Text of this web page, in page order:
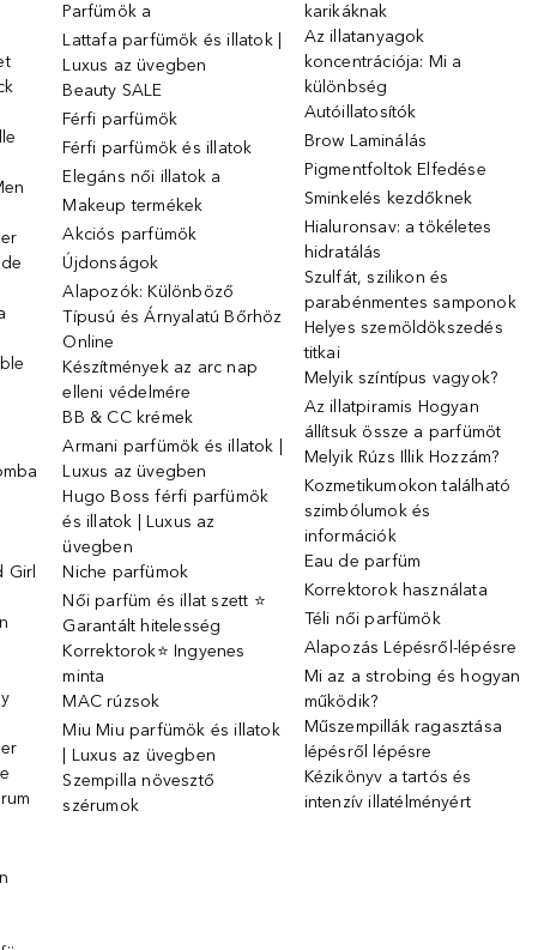
Girl
Parfümök ️a
Lattafa parfümök és illatok |
Luxus az üvegben
Beauty SALE
Férfi parfümök
Férfi parfümök és illatok
Elegáns női illatok ️a
Makeup termékek
Akciós parfümök
Újdonságok
Alapozók: Különböző
Típusú és Árnyalatú Bőrhöz
Online
Készítmények az arc nap
elleni védelmére
BB & CC krémek
Armani parfümök és illatok |
Luxus az üvegben
Hugo Boss férfi parfümök
és illatok | Luxus az
üvegben
Niche parfümok
Női parfüm és illat szett ⭐
Garantált hitelesség
Korrektorok⭐ Ingyenes
minta
MAC rúzsok
Miu Miu parfümök és illatok
| Luxus az üvegben
Szempilla növesztő
szérumok
karikáknak
Az illatanyagok
koncentrációja: Mi a
különbség
Autóillatosítók
Brow Laminálás
Pigmentfoltok Elfedése
Sminkelés kezdőknek
Hialuronsav: a tökéletes
hidratálás
Szulfát, szilikon és
parabénmentes samponok
Helyes szemöldökszedés
titkai
Melyik színtípus vagyok?
Az illatpiramis Hogyan
állítsuk össze a parfümöt
Melyik Rúzs Illik Hozzám?
Kozmetikumokon található
szimbólumok és
információk
Eau de parfüm
Korrektorok használata
Téli női parfümök
Alapozás Lépésről-lépésre
Mi az a strobing és hogyan
működik?
Műszempillák ragasztása
lépésről lépésre
Kézikönyv a tartós és
intenzív illatélményért